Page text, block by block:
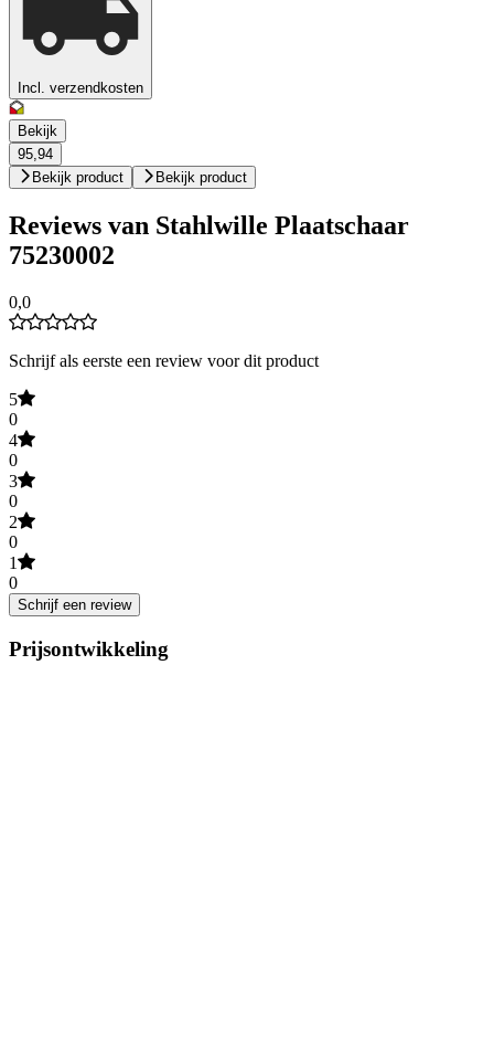
Incl. verzendkosten
Bekijk
95,94
Bekijk product
Bekijk product
Reviews van Stahlwille Plaatschaar
75230002
0,0
Schrijf als eerste een review voor dit product
5
0
4
0
3
0
2
0
1
0
Schrijf een review
Prijsontwikkeling